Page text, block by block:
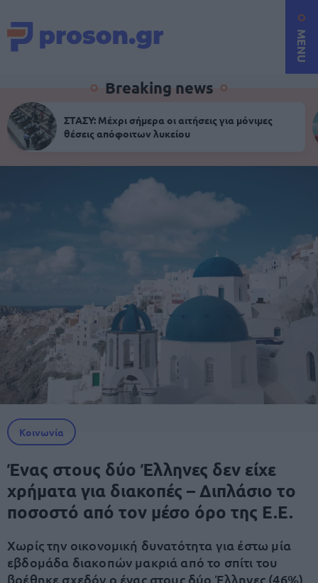
MENU
Breaking news
ΣΤΑΣΥ: Μέχρι σήμερα οι αιτήσεις για μόνιμες
θέσεις απόφοιτων λυκείου
Κοινωνία
Ένας στους δύο Έλληνες δεν είχε
χρήματα για διακοπές – Διπλάσιο το
ποσοστό από τον μέσο όρο της Ε.Ε.
Χωρίς την οικονομική δυνατότητα για έστω μία
εβδομάδα διακοπών μακριά από το σπίτι του
βρέθηκε σχεδόν ο ένας στους δύο Έλληνες (46%)